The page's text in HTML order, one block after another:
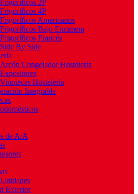
Frigoríficos 2P
Frigoríficos 4P
Frigoríficos Americanos
Frigoríficos Bajo Encimera
Frigoríficos Francés
Side By Side
Arcón Congelador Hostelería
Expositores
Vinotecas Hostelería
Integrable
de A/A
Exterior